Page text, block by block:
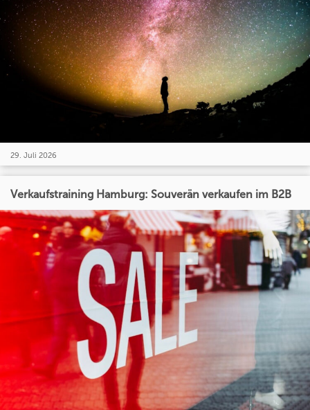
29. Juli 2026
Verkaufstraining Hamburg: Souverän verkaufen im B2B